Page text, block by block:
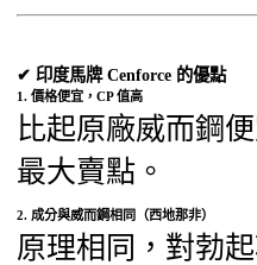
✔ 印度馬牌 Cenforce 的優點
1. 價格便宜，CP 值高
比起原廠威而鋼
最大賣點。
2. 成分與威而鋼相同（西地那非）
原理相同，對勃